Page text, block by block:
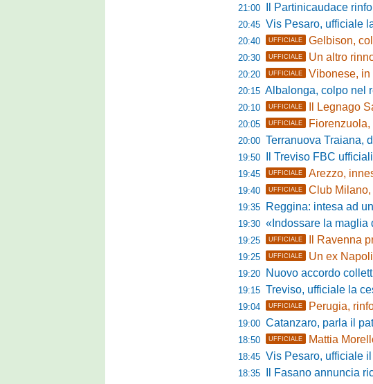
21:00 Il Partinicaudace
20:45 Vis Pesaro, ufficiale la
20:40 UFFICIALE Gelbison,
20:30 UFFICIALE Un altro
20:20 UFFICIALE Vibonese, in
20:15 Albalonga, colpo nel
20:10 UFFICIALE Il Legnago
20:05 UFFICIALE
20:00 Terranuova Traiana, definiti i
19:50 Il Treviso FBC
19:45 UFFICIALE Arezzo,
19:40 UFFICIALE Club
19:35 Reggina: intesa ad
19:30 «Indossare la maglia del Varese deve
19:25 UFFICIALE Il Ravenna
19:25 UFFICIALE Un ex
19:20 Nuovo accordo collettivo tra
19:15 Treviso, ufficiale la
19:04 UFFICIALE Perugia,
19:00 Catanzaro, parla il patron Noto:
18:50 UFFICIALE Mattia
18:45 Vis Pesaro, ufficiale il
18:35
Il Fasano annuncia